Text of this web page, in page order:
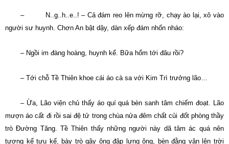
– N..g..h..e..! – Cả đám reo lên mừng rỡ, chạy ào lại, xô vào
người sư huynh. Chơn An bật dậy, dàn xếp đám nhốn nháo:
– Ngồi im đàng hoàng, huynh kể. Bữa hổm tới đâu rồi?
– Tới chỗ Tề Thiên khoe cái áo cà sa với Kim Trì trưởng lão…
– Ừa, Lão viện chủ thấy áo quí quá bèn sanh tâm chiếm đoạt. Lão
mượn áo cất đi rồi sai đệ tử trong chùa nửa đêm chất củi đốt phòng thầy
trò Ðường Tăng. Tề Thiên thấy những người này dã tâm ác quá nên
tương kế tựu kế, bày trò gậy ông đập lưng ông, bèn đằng vân lên trời